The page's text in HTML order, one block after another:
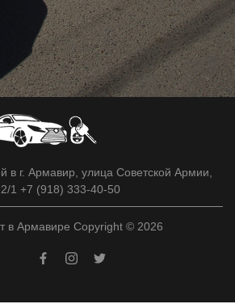
в г. Армавир, улица Советской Армии,
1 +7 (918) 333-40-50
в Армавире Copyright © 2026